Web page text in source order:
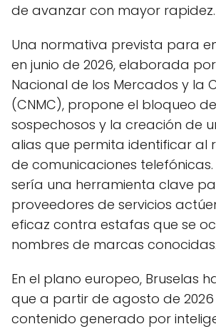
de avanzar con mayor rapidez.
Una normativa prevista para
en junio de 2026, elaborada
Nacional de los Mercados y la
(CNMC), propone el bloqueo
sospechosos y la creación de
alias que permita identificar al
de comunicaciones telefónicas.
sería una herramienta clave
proveedores de servicios
eficaz contra estafas que se
nombres de marcas conocidas.
En el plano europeo, Bruselas
que a partir de agosto de
contenido generado por